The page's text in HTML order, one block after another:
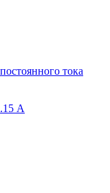
тока
А